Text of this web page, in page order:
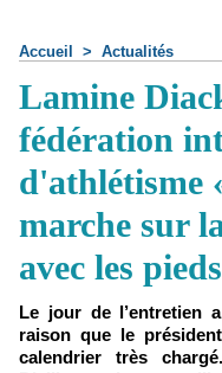
Accueil > Actualités
Lamine
fédération
d'athlétisme
marche sur
avec les
Le jour de l’entretien
raison que le
calendrier très